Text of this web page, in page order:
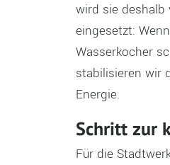
wird sie deshalb
eingesetzt:
Wasserkocher
stabilisieren wir
Energie.
Schritt zur
Für die